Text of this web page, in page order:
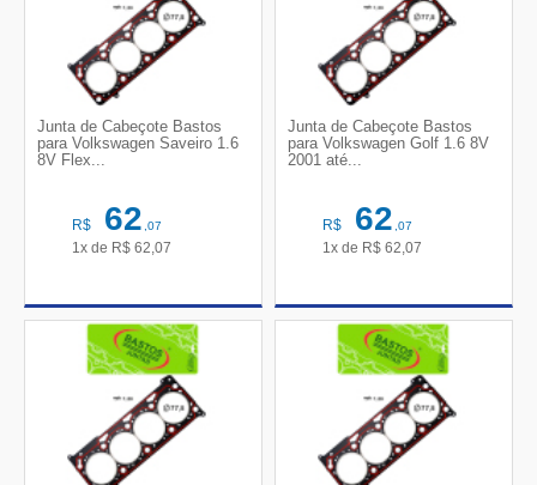
Junta de Cabeçote Bastos
para Volkswagen Saveiro 1.6
8V Flex...
R$ 62,07
1x de R$ 62,07
Junta de Cabeçote Bastos
para Volkswagen Golf 1.6 8V
2001 até...
R$ 62,07
1x de R$ 62,07